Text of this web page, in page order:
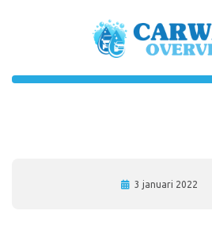
3 januari 2022